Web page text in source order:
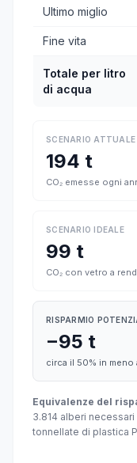
Ultimo miglio
Fine vita
Totale per litro
di acqua
SCENARIO ATTUALE
194 t
CO₂ emesse ogni
SCENARIO IDEALE
99 t
CO₂ con vetro a
RISPARMIO
−95 t
circa il 50% in meno
Equivalenze del
3.814 alberi necessari
tonnellate di plastica